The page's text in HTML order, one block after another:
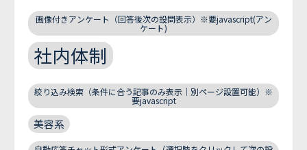
画像付きアンケート（回答後次の設問表示）※要javascript(アン
ケート)
社内体制
絞り込み検索（条件に合う記事のみ表示｜別ページ設置可能）※
要javascript
美容系